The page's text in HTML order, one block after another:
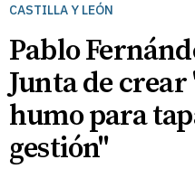
CASTILLA Y LEÓN
Pablo
Junta de
humo para
gestión"